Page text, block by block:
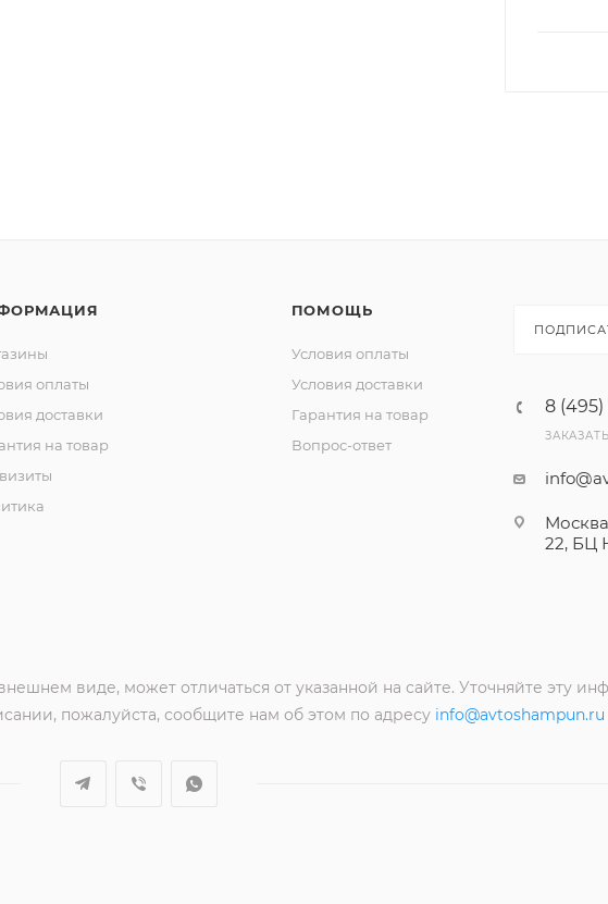
оплаты
доставки
на товар
ПОМОЩЬ
Условия оплаты
Условия доставки
Гарантия на товар
Вопрос-ответ
8 (495)
22, БЦ
виде, может отличаться от указанной на сайте. Уточняйте эту
пожалуйста, сообщите нам об этом по адресу info@avtoshampun.ru